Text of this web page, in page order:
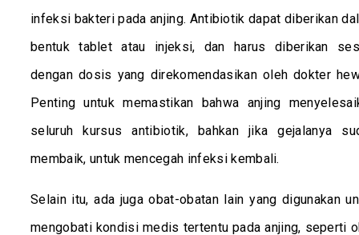
infeksi bakteri pada anjing. Antibiotik dapat diberikan
bentuk tablet atau injeksi, dan harus diberikan
dengan dosis yang direkomendasikan oleh dokter
Penting untuk memastikan bahwa anjing
seluruh kursus antibiotik, bahkan jika gejalanya
membaik, untuk mencegah infeksi kembali.
Selain itu, ada juga obat-obatan lain yang digunakan
mengobati kondisi medis tertentu pada anjing, seperti